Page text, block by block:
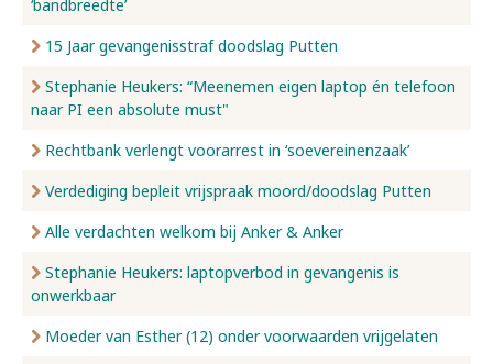
‘bandbreedte’
15 Jaar gevangenisstraf doodslag Putten
Stephanie Heukers: “Meenemen eigen laptop én telefoon
naar PI een absolute must"
Rechtbank verlengt voorarrest in ‘soevereinenzaak’
Verdediging bepleit vrijspraak moord/doodslag Putten
Alle verdachten welkom bij Anker & Anker
Stephanie Heukers: laptopverbod in gevangenis is
onwerkbaar
Moeder van Esther (12) onder voorwaarden vrijgelaten